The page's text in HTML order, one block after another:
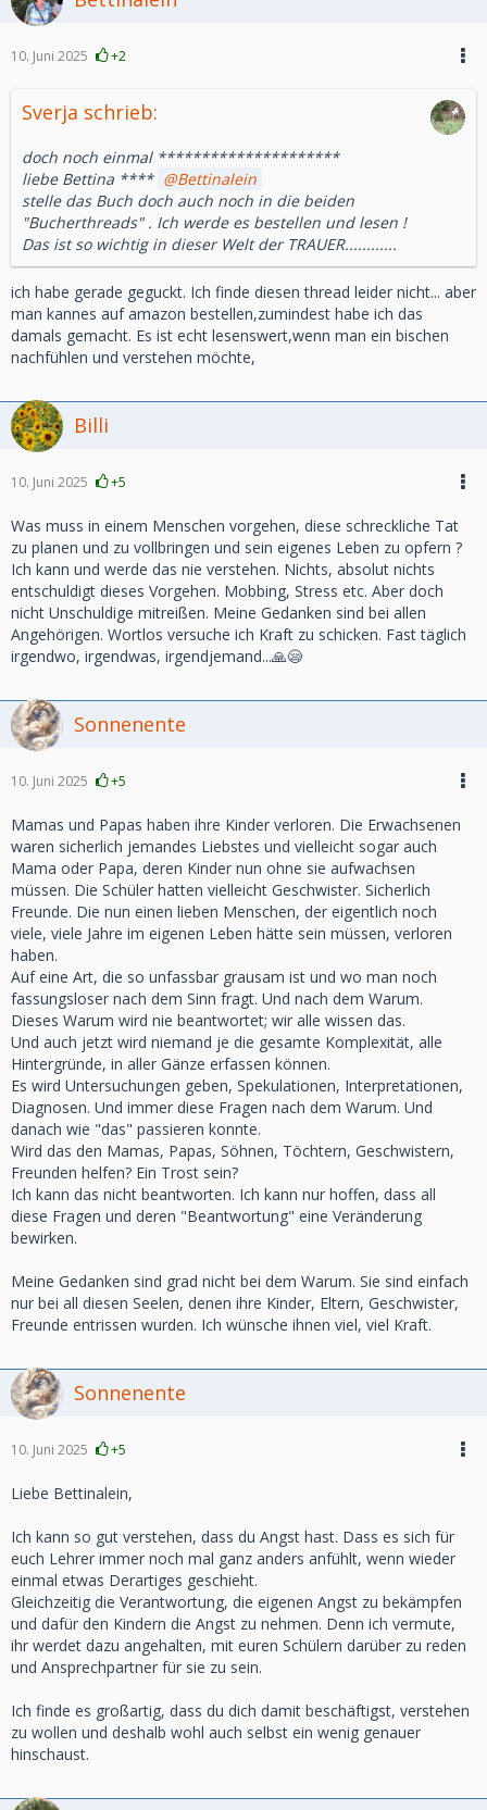
10. Juni 2025 +2
Sverja schrieb:
doch noch einmal *********************
liebe Bettina ****
Bettinalein
stelle das Buch doch auch noch in die beiden
"Bucherthreads" . Ich werde es bestellen und lesen !
Das ist so wichtig in dieser Welt der TRAUER............
ich habe gerade geguckt. Ich finde diesen thread leider nicht... aber
man kannes auf amazon bestellen,zumindest habe ich das
damals gemacht. Es ist echt lesenswert,wenn man ein bischen
nachfühlen und verstehen möchte,
Billi
10. Juni 2025 +5
Was muss in einem Menschen vorgehen, diese schreckliche Tat
zu planen und zu vollbringen und sein eigenes Leben zu opfern ?
Ich kann und werde das nie verstehen. Nichts, absolut nichts
entschuldigt dieses Vorgehen. Mobbing, Stress etc. Aber doch
nicht Unschuldige mitreißen. Meine Gedanken sind bei allen
Angehörigen. Wortlos versuche ich Kraft zu schicken. Fast täglich
irgendwo, irgendwas, irgendjemand...🙏😪
Sonnenente
10. Juni 2025 +5
Mamas und Papas haben ihre Kinder verloren. Die Erwachsenen
waren sicherlich jemandes Liebstes und vielleicht sogar auch
Mama oder Papa, deren Kinder nun ohne sie aufwachsen
müssen. Die Schüler hatten vielleicht Geschwister. Sicherlich
Freunde. Die nun einen lieben Menschen, der eigentlich noch
viele, viele Jahre im eigenen Leben hätte sein müssen, verloren
haben.
Auf eine Art, die so unfassbar grausam ist und wo man noch
fassungsloser nach dem Sinn fragt. Und nach dem Warum.
Dieses Warum wird nie beantwortet; wir alle wissen das.
Und auch jetzt wird niemand je die gesamte Komplexität, alle
Hintergründe, in aller Gänze erfassen können.
Es wird Untersuchungen geben, Spekulationen, Interpretationen,
Diagnosen. Und immer diese Fragen nach dem Warum. Und
danach wie "das" passieren konnte.
Wird das den Mamas, Papas, Söhnen, Töchtern, Geschwistern,
Freunden helfen? Ein Trost sein?
Ich kann das nicht beantworten. Ich kann nur hoffen, dass all
diese Fragen und deren "Beantwortung" eine Veränderung
bewirken.
Meine Gedanken sind grad nicht bei dem Warum. Sie sind einfach
nur bei all diesen Seelen, denen ihre Kinder, Eltern, Geschwister,
Freunde entrissen wurden. Ich wünsche ihnen viel, viel Kraft.
Sonnenente
10. Juni 2025 +5
Liebe Bettinalein,
Ich kann so gut verstehen, dass du Angst hast. Dass es sich für
euch Lehrer immer noch mal ganz anders anfühlt, wenn wieder
einmal etwas Derartiges geschieht.
Gleichzeitig die Verantwortung, die eigenen Angst zu bekämpfen
und dafür den Kindern die Angst zu nehmen. Denn ich vermute,
ihr werdet dazu angehalten, mit euren Schülern darüber zu reden
und Ansprechpartner für sie zu sein.
Ich finde es großartig, dass du dich damit beschäftigst, verstehen
zu wollen und deshalb wohl auch selbst ein wenig genauer
hinschaust.